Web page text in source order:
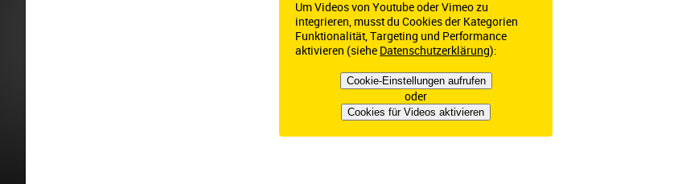
Um Videos von Youtube oder Vimeo zu
integrieren, musst du Cookies der Kategorien
Funktionalität, Targeting und Performance
aktivieren (siehe Datenschutzerklärung):
Cookie-Einstellungen aufrufen
oder
Cookies für Videos aktivieren